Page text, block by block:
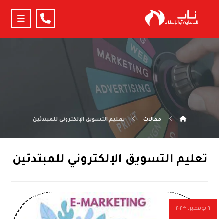
مقالات تعليم التسويق الإلكتروني للمبتدئين
تعليم التسويق الإلكتروني للمبتدئين
٦ نوفمبر، ٢٠٢٣